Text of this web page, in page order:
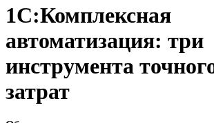
1С:Комплексная
автоматизация: три
инструмента
затрат